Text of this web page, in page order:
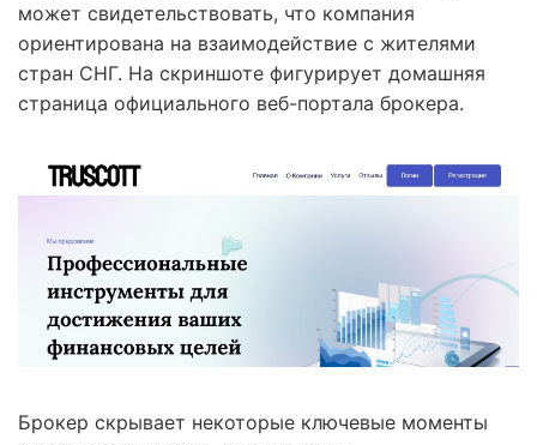
может свидетельствовать, что компания
ориентирована на взаимодействие с жителями
стран СНГ. На скриншоте фигурирует домашняя
страница официального веб-портала брокера.
Брокер скрывает некоторые ключевые моменты